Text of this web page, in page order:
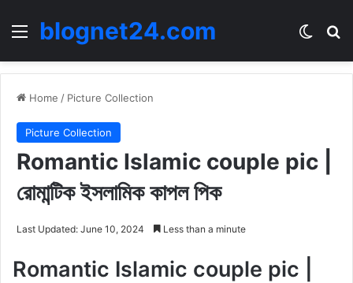
Menublognet24.com
Home / Picture Collection
Picture Collection
Romantic Islamic couple pic |
রোমান্টিক ইসলামিক কাপল পিক
Last Updated: June 10, 2024 Less than a minute
Romantic Islamic couple pic |